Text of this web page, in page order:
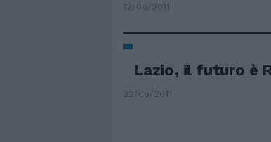
12/06/2011
Lazio, il futuro è
22/05/2011